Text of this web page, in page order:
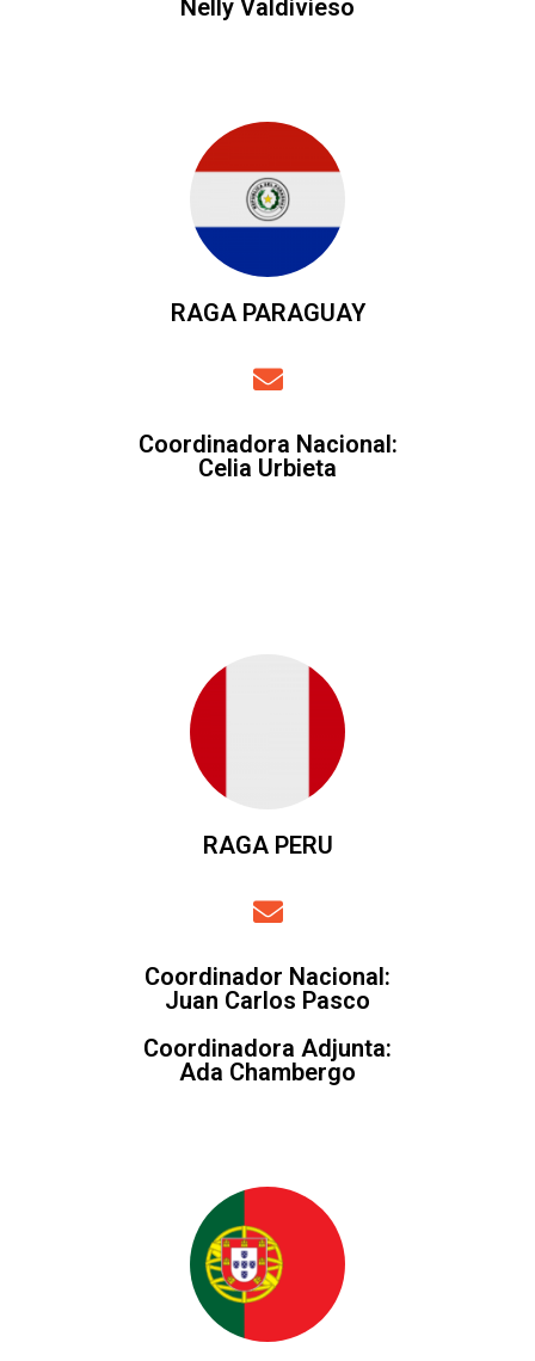
Nelly Valdivieso
RAGA PARAGUAY
Coordinadora Nacional:
Celia Urbieta
RAGA PERU
Coordinador Nacional:
Juan Carlos Pasco
Coordinadora Adjunta:
Ada Chambergo